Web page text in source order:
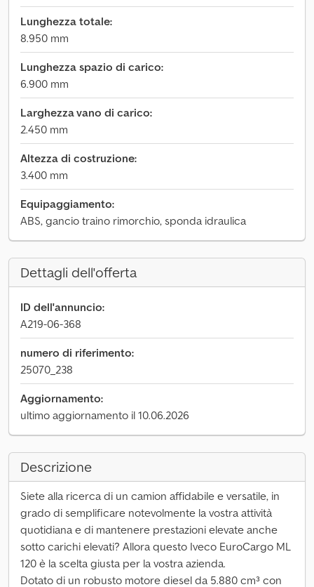
Lunghezza totale:
8.950 mm
Lunghezza spazio di carico:
6.900 mm
Larghezza vano di carico:
2.450 mm
Altezza di costruzione:
3.400 mm
Equipaggiamento:
ABS, gancio traino rimorchio, sponda idraulica
Dettagli dell'offerta
ID dell'annuncio:
A219-06-368
numero di riferimento:
25070_238
Aggiornamento:
ultimo aggiornamento il 10.06.2026
Descrizione
Siete alla ricerca di un camion affidabile e versatile, in
grado di semplificare notevolmente la vostra attività
quotidiana e di mantenere prestazioni elevate anche
sotto carichi elevati? Allora questo Iveco EuroCargo ML
120 è la scelta giusta per la vostra azienda.
Dotato di un robusto motore diesel da 5.880 cm³ con